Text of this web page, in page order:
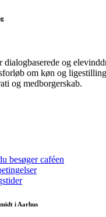
og
om køn og
og medborgerskab.
besøger caféen
i Aarhus